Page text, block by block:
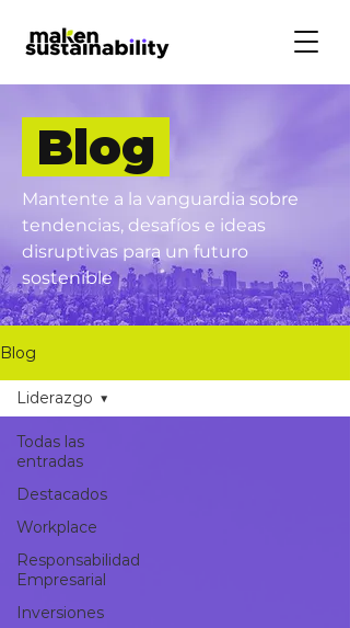
Blog
Mantente a la vanguardia sobre
tendencias, desafíos e ideas
disruptivas para un futuro
sostenible
Blog
Todas las
entradas
Destacados
Workplace
Responsabilidad
Empresarial
Inversiones
Liderazgo